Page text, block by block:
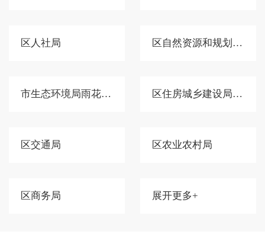
区人社局 区自然资源和规划分局
市生态环境局雨花分局 区住房城乡建设局（区人防办）
区交通局 区农业农村局
区商务局 展开更多+